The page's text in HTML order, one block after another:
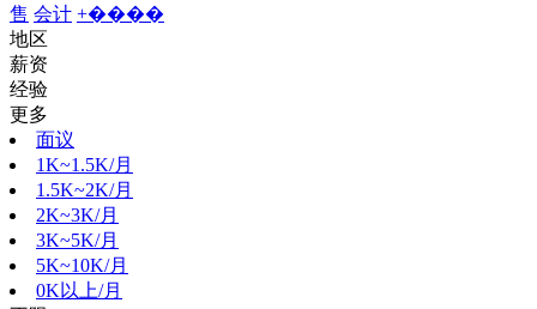
售 会计 +����
地区
薪资
经验
更多
面议
1K~1.5K/月
1.5K~2K/月
2K~3K/月
3K~5K/月
5K~10K/月
0K以上/月